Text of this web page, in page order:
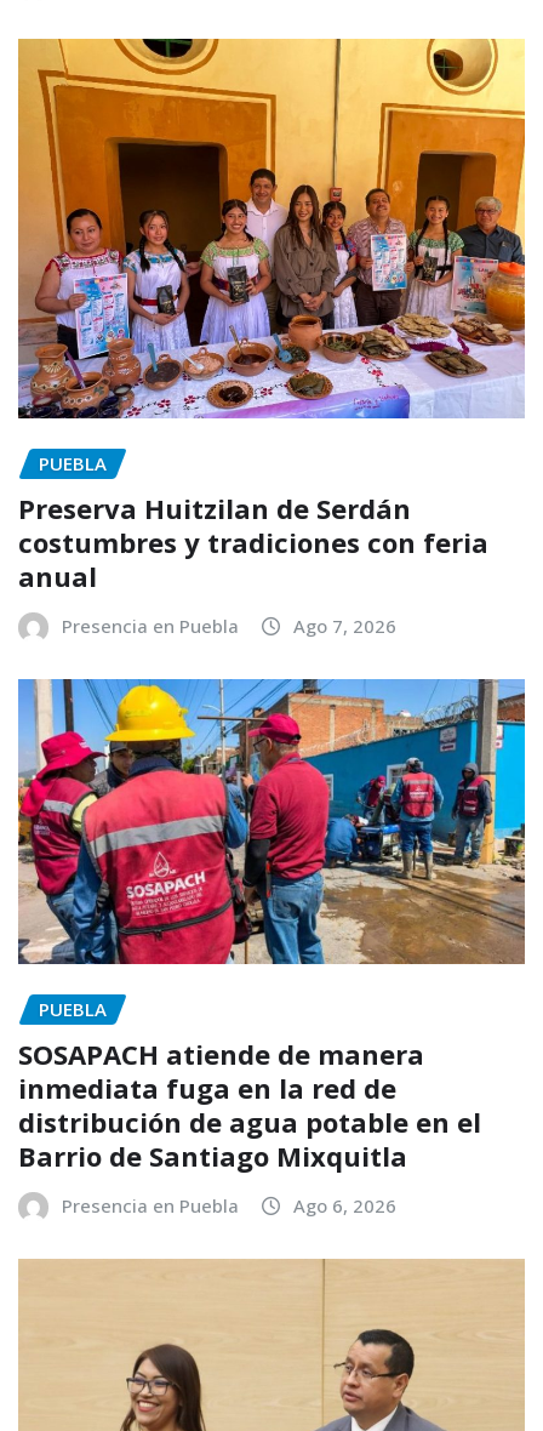
PUEBLA
Preserva Huitzilan de Serdán
costumbres y tradiciones con feria
anual
Presencia en Puebla Ago 7, 2026
PUEBLA
SOSAPACH atiende de manera
inmediata fuga en la red de
distribución de agua potable en el
Barrio de Santiago Mixquitla
Presencia en Puebla Ago 6, 2026